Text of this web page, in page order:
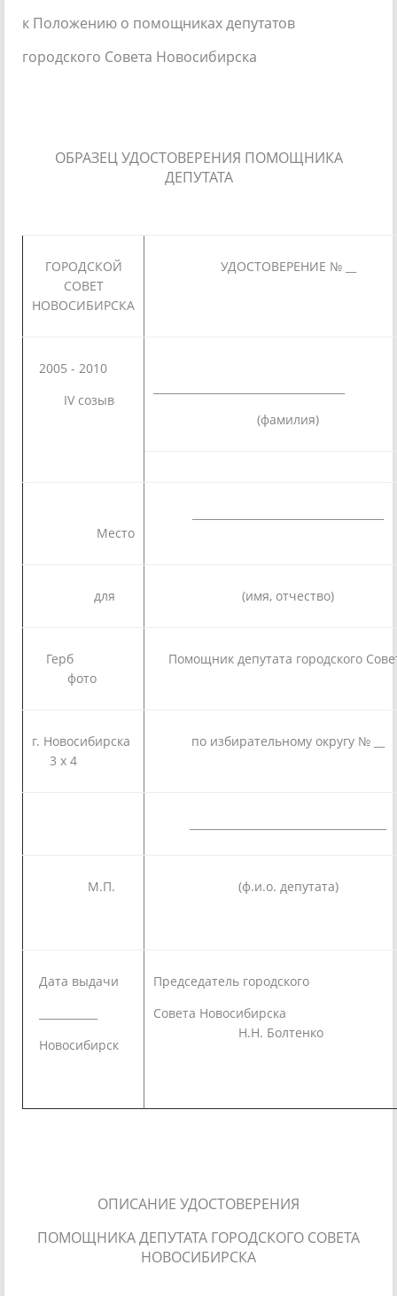
к Положению о помощниках депутатов
городского Совета Новосибирска
ОБРАЗЕЦ УДОСТОВЕРЕНИЯ ПОМОЩНИКА
ДЕПУТАТА
ГОРОДСКОЙ
СОВЕТ
НОВОСИБИРСКА
УДОСТОВЕРЕНИЕ № __
2005 - 2010
IV созыв
(фамилия)
Место
для (имя, отчество)
Герб
фото
Помощник депутата городского
г. Новосибирска
3 х 4
по избирательному округу № __
М.П. (ф.и.о. депутата)
Дата выдачи
Новосибирск
Председатель городского
Совета Новосибирска
Н.Н. Болтенко
ОПИСАНИЕ УДОСТОВЕРЕНИЯ
ПОМОЩНИКА ДЕПУТАТА ГОРОДСКОГО СОВЕТА
НОВОСИБИРСКА